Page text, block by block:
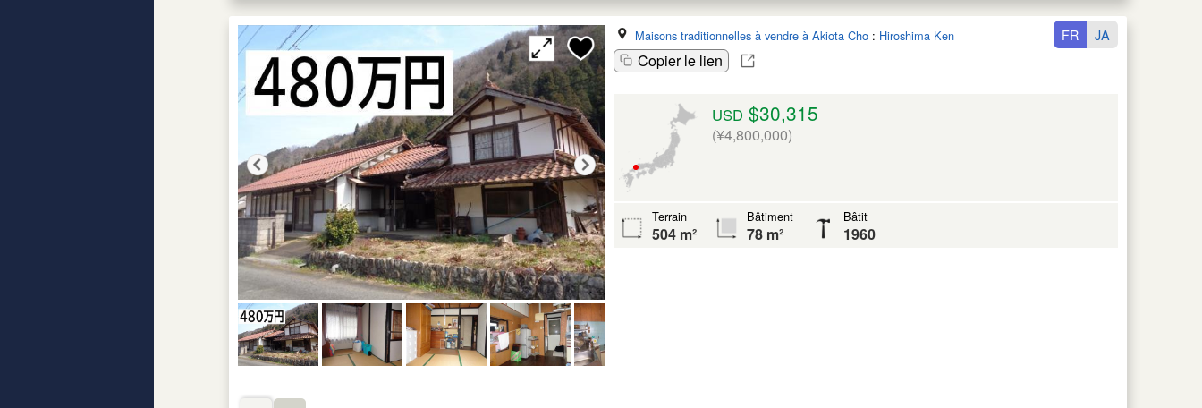
Maisons traditionnelles à vendre à Akiota Cho : Hiroshima Ken
Copier le lien
FR JA
USD $30,315
(¥4,800,000)
Terrain
504 m²
Bâtiment
78 m²
Bâtit
1960